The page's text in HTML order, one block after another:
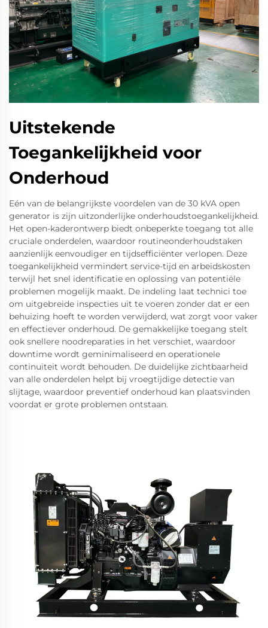
Uitstekende
Toegankelijkheid voor
Onderhoud
Eén van de belangrijkste voordelen van de 30 kVA open
generator is zijn uitzonderlijke onderhoudstoegankelijkheid.
Het open-kaderontwerp biedt onbeperkte toegang tot alle
cruciale onderdelen, waardoor routineonderhoudstaken
aanzienlijk eenvoudiger en tijdsefficiënter verlopen. Deze
toegankelijkheid vermindert service-tijd en arbeidskosten
terwijl het snel identificatie en oplossing van potentiële
problemen mogelijk maakt. De indeling laat technici toe
om uitgebreide inspecties uit te voeren zonder dat er een
behuizing hoeft te worden verwijderd, wat zorgt voor vaker
en effectiever onderhoud. De gemakkelijke toegang stelt
ook snellere noodreparaties in het verschiet, waardoor
downtime wordt geminimaliseerd en operationele
continuïteit wordt behouden. De duidelijke zichtbaarheid
van alle onderdelen helpt bij vroegtijdige detectie van
slijtage, waardoor preventief onderhoud kan plaatsvinden
voordat er grote problemen ontstaan.